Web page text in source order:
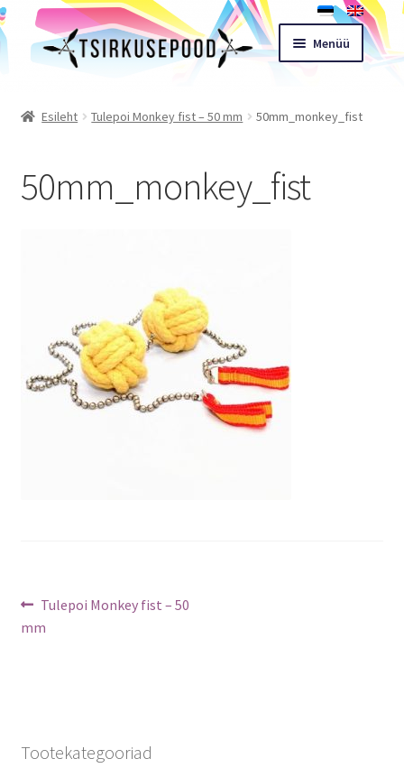
Liigu
navigeerimisele
Liigu
sisu
Menüü
Ostukorv
Kontakt
Esileht Tulepoi Monkey fist – 50 mm 50mm_monkey_fist
50mm_monkey_fist
Navigeerimine
Previous
post:
Tulepoi Monkey fist – 50
mm
Tootekategooriad